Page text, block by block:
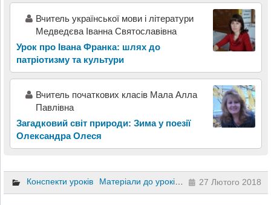
Вчитель української мови і літератури
Медведєва Іванна Святославівна
Урок про Івана Франка: шлях до
патріотизму та культури
Вчитель початкових класів Мала Алла
Павлівна
Загадковий світ природи: Зима у поезії
Олександра Олеся
Конспекти уроків Матеріали до уроків Українська
27 Лютого 2018